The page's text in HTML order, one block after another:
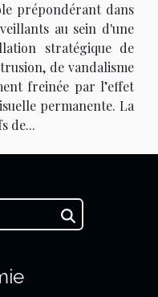
prépondérant dans
au sein d'une
stratégique de
de vandalisme
freinée par l’effet
permanente. La
de...